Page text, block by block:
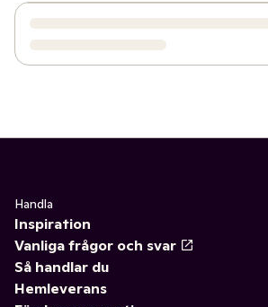
Handla
Inspiration
Vanliga frågor och svar
Så handlar du
Hemleverans